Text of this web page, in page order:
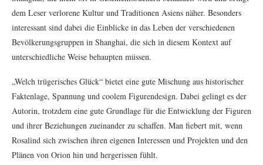
dem Leser verlorene Kultur und Traditionen Asiens näher. Besonders
interessant sind dabei die Einblicke in das Leben der verschiedenen
Bevölkerungsgruppen in Shanghai, die sich in diesem Kontext auf
unterschiedliche Weise behaupten müssen.
„Welch trügerisches Glück“ bietet eine gute Mischung aus historischer
Faktenlage, Spannung und coolem Figurendesign. Dabei gelingt es der
Autorin, trotzdem eine gute Grundlage für die Entwicklung der Figuren
und ihrer Beziehungen zueinander zu schaffen. Man fiebert mit, wenn
Rosalind sich zwischen ihren eigenen Interessen und Projekten und den
Plänen von Orion hin und hergerissen fühlt.